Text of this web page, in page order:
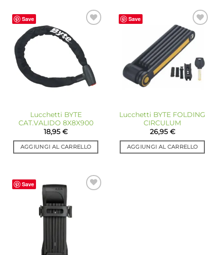
Save
alla lista
desideri
Lucchetti BYTE
CAT.VALIDO 8X8X900
18,95 €
AGGIUNGI AL CARRELLO
Save
Aggiungi
alla lista
dei
desideri
Lucchetti BYTE FOLDING
CIRCULUM
26,95 €
AGGIUNGI AL CARRELLO
Save